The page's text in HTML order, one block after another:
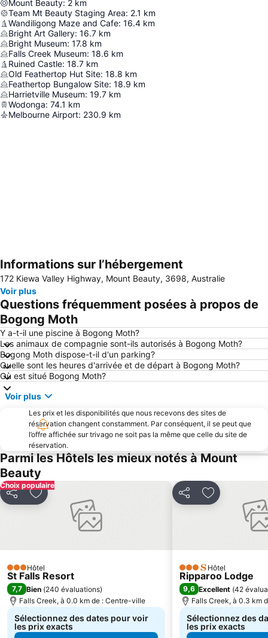
Mount Beauty: 2 km
Team Mt Beauty Staging Area: 2.1 km
Wandiligong Maze and Cafe: 16.4 km
Bright Art Gallery: 16.7 km
Bright Museum: 17.8 km
Falls Creek Museum: 18.6 km
Ruined Castle: 18.7 km
Old Feathertop Hut Site: 18.8 km
Feathertop Bungalow Site: 18.9 km
Harrietville Museum: 19.7 km
Wodonga: 74.1 km
Melbourne Airport: 230.9 km
Agrandir la carte
Informations sur l’hébergement
172 Kiewa Valley Highway, Mount Beauty, 3698, Australie
Voir plus
Questions fréquemment posées à propos de
Bogong Moth
Y a-t-il une piscine à Bogong Moth?
Les animaux de compagnie sont-ils autorisés à Bogong Moth?
Bogong Moth dispose-t-il d'un parking?
Quelle sont les heures d'arrivée et de départ à Bogong Moth?
Où est situé Bogong Moth?
Voir plus
Les prix et les disponibilités que nous recevons des sites de
réservation changent constamment. Par conséquent, il se peut que
l’offre affichée sur trivago ne soit pas la même que celle du site de
réservation.
Parmi les Hôtels les mieux notés à Mount
Beauty
Choix populaire
PartagerAjouter à mes favoris
3 Étoiles
Hôtel
St Falls Resort
7,7 Bien (240 évaluations)
Falls Creek, à 0.0 km de : Centre-ville
Sélectionnez des dates pour voir
les prix exacts
PartagerAjouter à
3 ÉtoilesHôtel
Ripparoo Lodge
9,6 Excellent (42
Falls Creek, à 0.3 km
Sélectionnez des
les prix exacts